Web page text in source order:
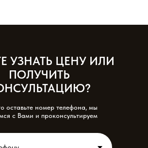
оставьте номер телефона, мы
с Вами и проконсультируем
УЗНАТЬ ЦЕНУ ИЛИ
ПОЛУЧИТЬ